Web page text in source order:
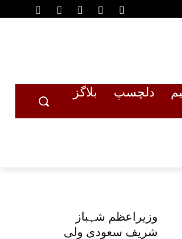
دلچسپ
بلاگز
وزیراعظم شہباز
شریف سعودی ولی